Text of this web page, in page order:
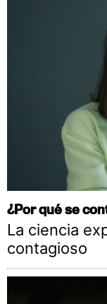
¿Por qué se
La ciencia
contagioso